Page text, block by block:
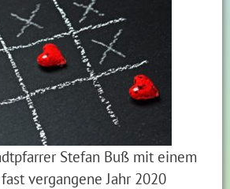
Stefan Buß mit einem
vergangene Jahr 2020